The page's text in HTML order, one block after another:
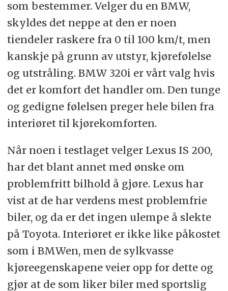
som bestemmer. Velger du en BMW,
skyldes det neppe at den er noen
tiendeler raskere fra 0 til 100 km/t, men
kanskje på grunn av utstyr, kjørefølelse
og utstråling. BMW 320i er vårt valg hvis
det er komfort det handler om. Den tunge
og gedigne følelsen preger hele bilen fra
interiøret til kjørekomforten.
Når noen i testlaget velger Lexus IS 200,
har det blant annet med ønske om
problemfritt bilhold å gjøre. Lexus har
vist at de har verdens mest problemfrie
biler, og da er det ingen ulempe å slekte
på Toyota. Interiøret er ikke like påkostet
som i BMWen, men de sylkvasse
kjøreegenskapene veier opp for dette og
gjør at de som liker biler med sportslig